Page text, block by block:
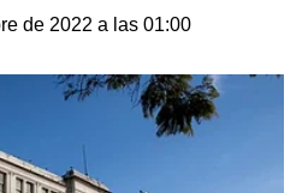
de 2022 a las 01:00